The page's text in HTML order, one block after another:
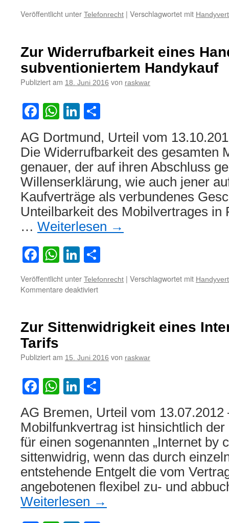
Veröffentlicht unter Telefonrecht | Verschlagwortet mit
Zur Widerrufbarkeit eines
subventioniertem Handykauf
Publiziert am 18. Juni 2016 von raskwar
Facebook
WhatsApp
LinkedIn
AG Dortmund, Urteil vom
Die Widerrufbarkeit des gesamten
genauer, der auf ihren Abschluss
Willenserklärung, wie auch jener
Kaufverträge als verbundenes
Unteilbarkeit des Mobilvertrages in
… Weiterlesen →
Facebook
WhatsApp
LinkedIn
Veröffentlicht unter Telefonrecht | Verschlagwortet mit
Kommentare deaktiviertfür
eines
Handyvertrages
Handykauf
Zur Sittenwidrigkeit eines
Tarifs
Publiziert am 15. Juni 2016 von raskwar
Facebook
WhatsApp
LinkedIn
AG Bremen, Urteil vom 13.07.2012
Mobilfunkvertrag ist hinsichtlich
für einen sogenannten „Internet by
sittenwidrig, wenn das durch
entstehende Entgelt die vom
angebotenen flexibel zu- und
Weiterlesen →